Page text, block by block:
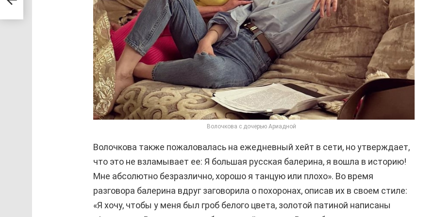
Волочкова с дочерью Ариадной
Волочкова также пожаловалась на ежедневный хейт в сети, но утверждает,
что это не взламывает ее: Я большая русская балерина, я вошла в историю!
Мне абсолютно безразлично, хорошо я танцую или плохо». Во время
разговора балерина вдруг заговорила о похоронах, описав их в своем стиле:
«Я хочу, чтобы у меня был гроб белого цвета, золотой патиной написаны